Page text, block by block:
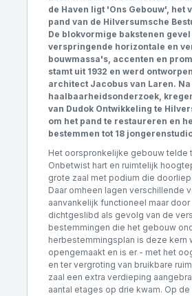
de Haven ligt 'Ons Gebouw', het
pand van de Hilversumsche
De blokvormige bakstenen
verspringende horizontale en
bouwmassa's, accenten en
stamt uit 1932 en werd
architect Jacobus van Laren. Na
haalbaarheidsonderzoek,
van Dudok Ontwikkeling te
om het pand te restaureren en
bestemmen tot 18
Het oorspronkelijke gebouw telde
Onbetwist hart en ruimtelijk
grote zaal met podium die
Daar omheen lagen verschillende
aanvankelijk functioneel maar door
dichtgeslibd als gevolg van de
bestemmingen die het gebouw
herbestemmingsplan is deze kern
opengemaakt en is er - met het
en ter vergroting van bruikbare
zaal een extra verdieping
aantal etages op drie kwam. Op